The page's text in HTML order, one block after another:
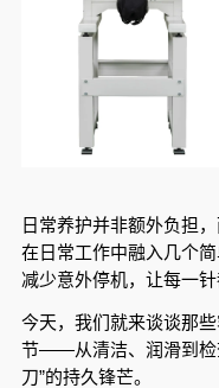
日常养护并非额外负担
在日常工作中融入几个
减少意外停机，让每一针
今天，我们就来谈谈那
节——从清洁、润滑到检
刀”的持久锋芒。